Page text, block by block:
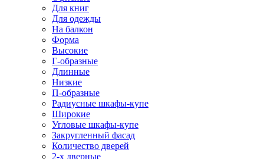
Для книг
Для одежды
На балкон
Форма
Высокие
Г-образные
Длинные
Низкие
П-образные
Радиусные шкафы-купе
Широкие
Угловые шкафы-купе
Закругленный фасад
Количество дверей
2-х дверные